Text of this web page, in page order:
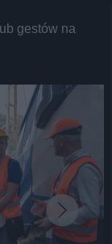
gestów na